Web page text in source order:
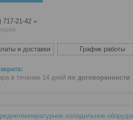
717-21-42
и доставки График работы
в течение 14 дней по договоренности
холодильное